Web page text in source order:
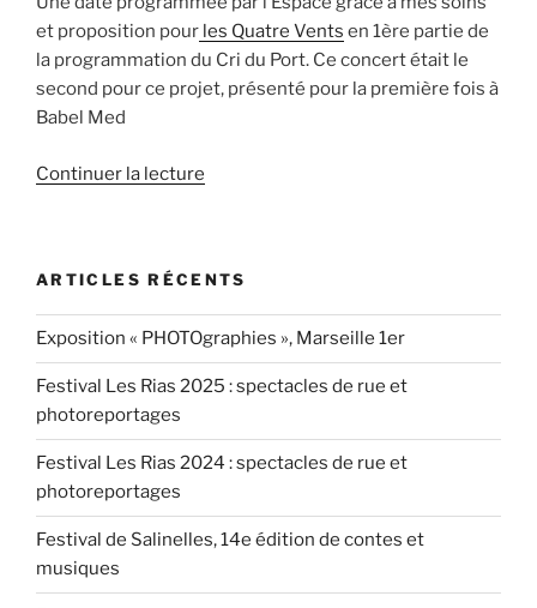
et proposition pour les Quatre Vents en 1ère partie de
la programmation du Cri du Port. Ce concert était le
second pour ce projet, présenté pour la première fois à
Babel Med
Continuer la lecture
le
10.05.2017 »
ARTICLES RÉCENTS
Exposition « PHOTOgraphies », Marseille 1er
Festival Les Rias 2025 : spectacles de rue et
photoreportages
Festival Les Rias 2024 : spectacles de rue et
photoreportages
Festival de Salinelles, 14e édition de contes et
musiques